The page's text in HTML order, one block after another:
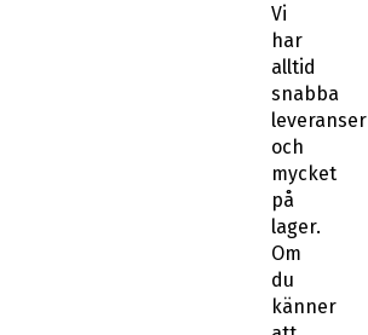
Vi
har
alltid
snabba
leveranser
och
mycket
på
lager.
Om
du
känner